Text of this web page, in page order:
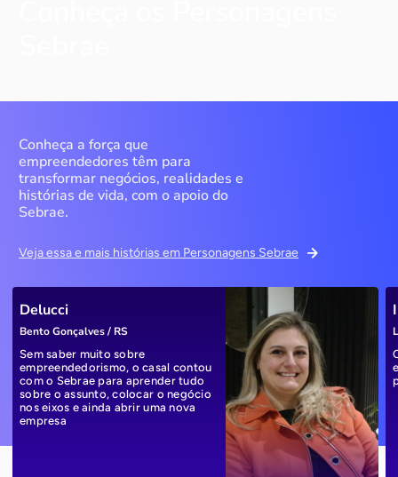
Conheça a força que
empreendedores têm para
transformar negócios, realidades e
histórias de vida, com o apoio do
Sebrae.
Veja essa e mais histórias em Personagens Sebrae
Delucci
Bento Gonçalves / RS
Sem saber muito sobre
empreendedorismo, o casal contou
com o Sebrae para aprender tudo
sobre o assunto, colocar o negócio
nos eixos e ainda abrir uma nova
empresa